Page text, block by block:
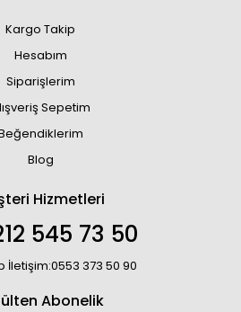
Kargo Takip
Hesabım
Siparişlerim
Sepetim
Blog
Hizmetleri
545 73 50
İletişim:0553 373 50 90
Abonelik